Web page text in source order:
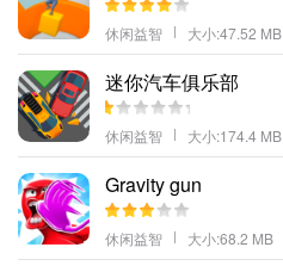
休闲益智 大小:47.52 MB
迷你汽车俱乐部
休闲益智 大小:174.4 MB
Gravity gun
休闲益智 大小:68.2 MB